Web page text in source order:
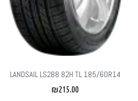
LANDSAIL LS288 82H TL 185/60R14
₪215.00